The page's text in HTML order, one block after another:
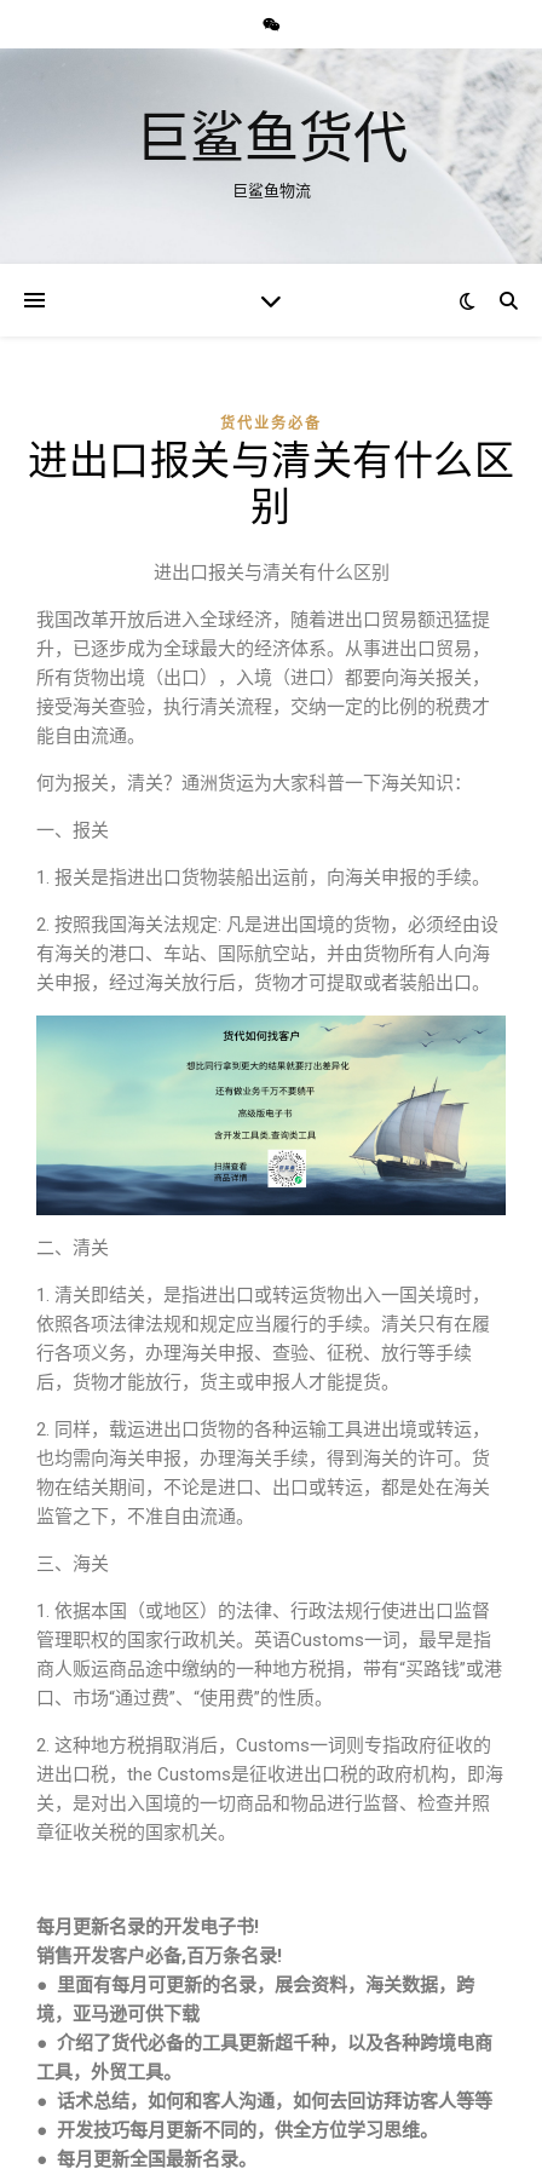
巨鲨鱼货代
巨鲨鱼物流
货代业务必备
进出口报关与清关有什么区
别
进出口报关与清关有什么区别
我国改革开放后进入全球经济，随着进出口贸易额迅猛提
升，已逐步成为全球最大的经济体系。从事进出口贸易，
所有货物出境（出口），入境（进口）都要向海关报关，
接受海关查验，执行清关流程，交纳一定的比例的税费才
能自由流通。
何为报关，清关？通洲货运为大家科普一下海关知识：
一、报关
1. 报关是指进出口货物装船出运前，向海关申报的手续。
2. 按照我国海关法规定: 凡是进出国境的货物，必须经由设
有海关的港口、车站、国际航空站，并由货物所有人向海
关申报，经过海关放行后，货物才可提取或者装船出口。
二、清关
1. 清关即结关，是指进出口或转运货物出入一国关境时，
依照各项法律法规和规定应当履行的手续。清关只有在履
行各项义务，办理海关申报、查验、征税、放行等手续
后，货物才能放行，货主或申报人才能提货。
2. 同样，载运进出口货物的各种运输工具进出境或转运，
也均需向海关申报，办理海关手续，得到海关的许可。货
物在结关期间，不论是进口、出口或转运，都是处在海关
监管之下，不准自由流通。
三、海关
1. 依据本国（或地区）的法律、行政法规行使进出口监督
管理职权的国家行政机关。英语Customs一词，最早是指
商人贩运商品途中缴纳的一种地方税捐，带有“买路钱”或港
口、市场“通过费”、“使用费”的性质。
2. 这种地方税捐取消后，Customs一词则专指政府征收的
进出口税，the Customs是征收进出口税的政府机构，即海
关，是对出入国境的一切商品和物品进行监督、检查并照
章征收关税的国家机关。
每月更新名录的开发电子书!
销售开发客户必备,百万条名录!
● 里面有每月可更新的名录，展会资料，海关数据，跨
境，亚马逊可供下载
● 介绍了货代必备的工具更新超千种，以及各种跨境电商
工具，外贸工具。
● 话术总结，如何和客人沟通，如何去回访拜访客人等等
● 开发技巧每月更新不同的，供全方位学习思维。
● 每月更新全国最新名录。